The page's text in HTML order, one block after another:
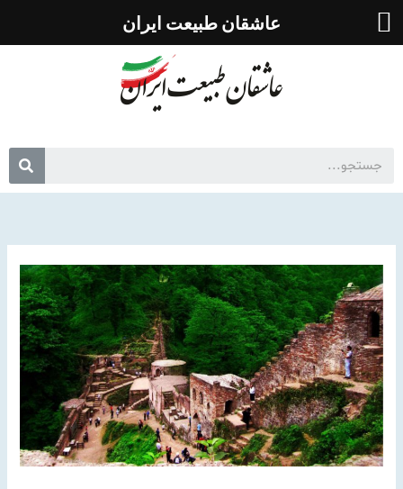
پرش
محتوا
عاشقان طبیعت ایران